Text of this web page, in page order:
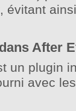
évitant
After
un plugin
avec